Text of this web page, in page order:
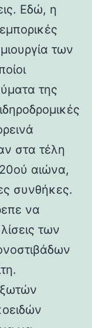
Εδώ, η
των
της
στα τέλη
αιώνα,
συνθήκες.
να
των